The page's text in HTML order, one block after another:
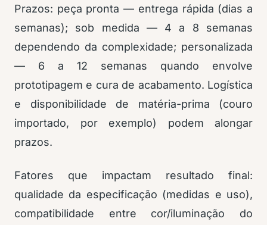
Prazos: peça pronta — entrega rápida (dias a
semanas); sob medida — 4 a 8 semanas
dependendo da complexidade; personalizada
— 6 a 12 semanas quando envolve
prototipagem e cura de acabamento. Logística
e disponibilidade de matéria-prima (couro
importado, por exemplo) podem alongar
prazos.
Fatores que impactam resultado final:
qualidade da especificação (medidas e uso),
compatibilidade entre cor/iluminação do